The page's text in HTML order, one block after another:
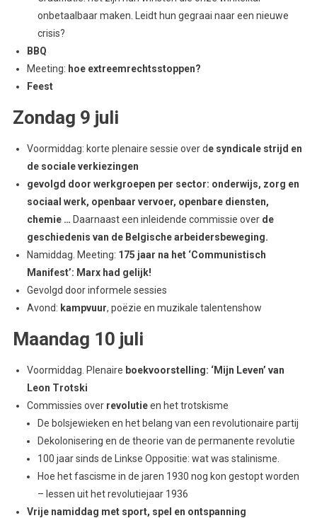
onbetaalbaar maken. Leidt hun gegraai naar een nieuwe
crisis?
BBQ
Meeting: hoe extreemrechtsstoppen?
Feest
Zondag 9 juli
Voormiddag: korte plenaire sessie over de syndicale strijd en
de sociale verkiezingen
gevolgd door werkgroepen per sector: onderwijs, zorg en
sociaal werk, openbaar vervoer, openbare diensten,
chemie … Daarnaast een inleidende commissie over de
geschiedenis van de Belgische arbeidersbeweging.
Namiddag. Meeting: 175 jaar na het ‘Communistisch
Manifest’: Marx had gelijk!
Gevolgd door informele sessies
Avond: kampvuur, poëzie en muzikale talentenshow
Maandag 10 juli
Voormiddag. Plenaire boekvoorstelling: ‘Mijn Leven’ van
Leon Trotski
Commissies over revolutieen het trotskisme
De bolsjewieken en het belang van een revolutionaire partij
Dekolonisering en de theorie van de permanente revolutie
100 jaar sinds de Linkse Oppositie: wat was stalinisme.
Hoe het fascisme in de jaren 1930 nog kon gestopt worden
– lessen uit het revolutiejaar 1936
Vrije namiddag met sport, spel en ontspanning